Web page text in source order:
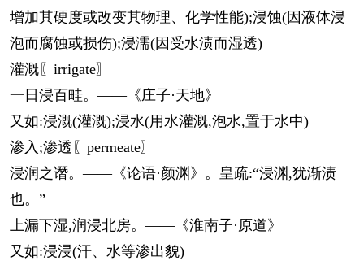
增加其硬度或改变其物理、化学性能);浸蚀(因液体浸
泡而腐蚀或损伤);浸濡(因受水渍而湿透)
灌溉〖irrigate〗
一日浸百畦。——《庄子·天地》
又如:浸溉(灌溉);浸水(用水灌溉,泡水,置于水中)
渗入;渗透〖permeate〗
浸润之谮。——《论语·颜渊》。皇疏:“浸渊,犹渐渍
也。”
上漏下湿,润浸北房。——《淮南子·原道》
又如:浸浸(汗、水等渗出貌)